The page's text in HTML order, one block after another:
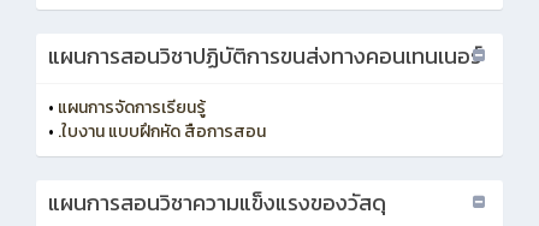
แผนการสอนวิชาปฏิบัติการขนส่งทางคอนเทนเนอร์
• แผนการจัดการเรียนรู้
• .ใบงาน แบบฝึกหัด สือการสอน
แผนการสอนวิชาความแข็งแรงของวัสดุ